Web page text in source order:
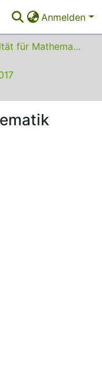
Anmelden
01 Fakultät für Mathematik